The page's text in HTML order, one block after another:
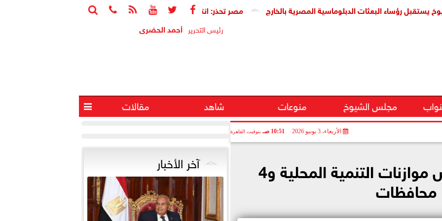






مصر تحذر: انتهاكات إسرائيل بالقدس ستفجر الأوضاع بالمنطقة البعثات الدبلوماسية المصرية بالخارج
رئيس التحرير أحمد الحضرى
مجلس الشيوخ منوعات شاهد مقالات 
الأربعاء، 3 يونيو 2026 10:51 صـ بتوقيت القاهرة
خطة النواب تناقش موازنات التنمية المحلية و4
محافظات
آخر الأخبار